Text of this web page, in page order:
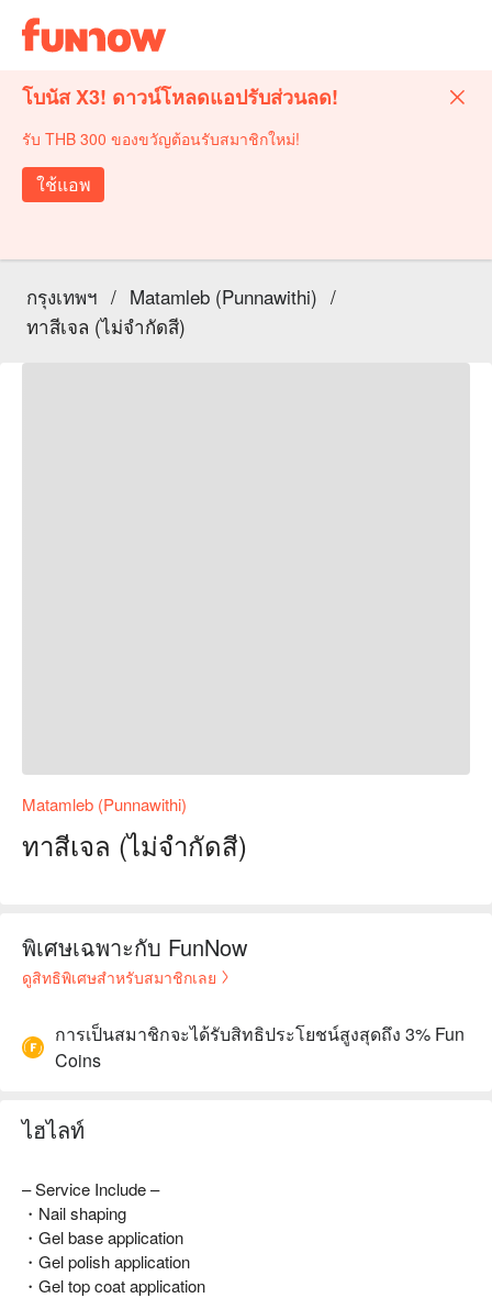
โบนัส X3! ดาวน์โหลดแอปรับส่วนลด!
รับ THB 300 ของขวัญต้อนรับสมาชิกใหม่!
ใช้แอพ
กรุงเทพฯ / Matamleb (Punnawithi) /
ทาสีเจล (ไม่จำกัดสี)
Matamleb (Punnawithi)
ทาสีเจล (ไม่จำกัดสี)
พิเศษเฉพาะกับ FunNow
ดูสิทธิพิเศษสำหรับสมาชิกเลย
การเป็นสมาชิกจะได้รับสิทธิประโยชน์สูงสุดถึง 3% Fun
Coins
ไฮไลท์
– Service Include –
・Nail shaping
・Gel base application
・Gel polish application
・Gel top coat application